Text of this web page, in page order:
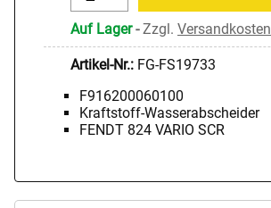
Auf Lager-Zzgl. Versandkosten
Artikel-Nr.: FG-FS19733
F916200060100
Kraftstoff-Wasserabscheider
FENDT 824 VARIO SCR